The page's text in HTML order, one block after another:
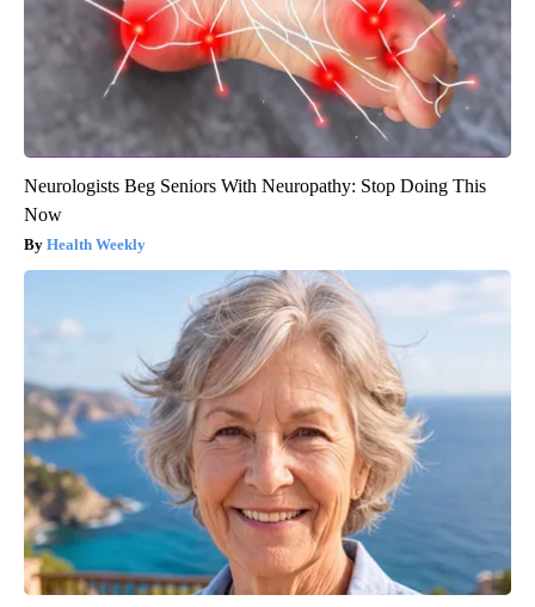
Neurologists Beg Seniors With Neuropathy: Stop Doing This
Now
Health Weekly